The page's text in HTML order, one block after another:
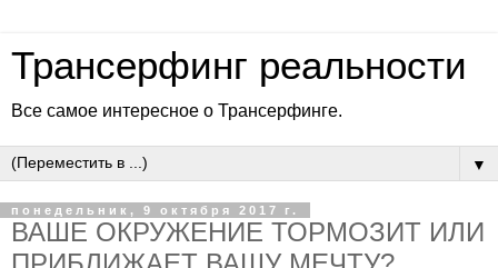
Трансерфинг реальности
Все самое интересное о Трансерфинге.
▼
понедельник, 9 октября 2017 г.
ВАШЕ ОКРУЖЕНИЕ ТОРМОЗИТ ИЛИ